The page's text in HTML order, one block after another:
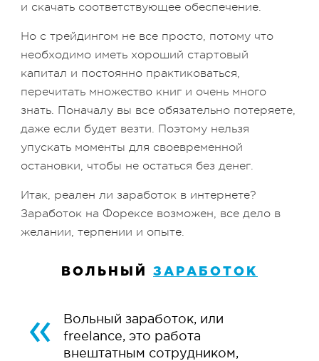
и скачать соответствующее обеспечение.
Но с трейдингом не все просто, потому что
необходимо иметь хороший стартовый
капитал и постоянно практиковаться,
перечитать множество книг и очень много
знать. Поначалу вы все обязательно потеряете,
даже если будет везти. Поэтому нельзя
упускать моменты для своевременной
остановки, чтобы не остаться без денег.
Итак, реален ли заработок в интернете?
Заработок на Форексе возможен, все дело в
желании, терпении и опыте.
ВОЛЬНЫЙ ЗАРАБОТОК
Вольный заработок, или
freelance, это работа
внештатным сотрудником,